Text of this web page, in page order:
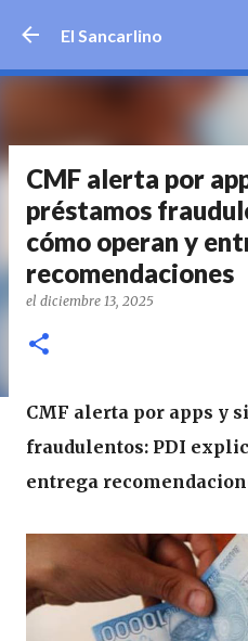
El Sancarlino
CMF alerta por
préstamos
cómo operan y
recomendaciones
el diciembre 13, 2025
CMF alerta por apps y
fraudulentos: PDI
entrega